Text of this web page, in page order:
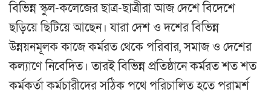
বিভিন্ন স্কুল-কলেজের ছাত্র-ছাত্রীরা আজ দেশে বিদেশে
ছড়িয়ে ছিটিয়ে আছেন। যারা দেশ ও দশের বিভিন্ন
উন্নয়নমূলক কাজে কর্মরত থেকে পরিবার, সমাজ ও দেশের
কল্যাণে নিবেদিত। তারই বিভিন্ন প্রতিষ্ঠানে কর্মরত শত শত
কর্মকর্তা কর্মচারীদের সঠিক পথে পরিচালিত হতে পরামর্শ